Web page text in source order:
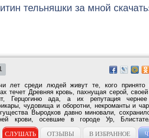
тельняшки за мной
лет среди людей живут те, кого принято
течет Древняя кровь, пахнущая серой,
Герцогиню ада, а их репутация чернее
чудовища и оборотни, некроманты и
Выродков давно миновали,
крови, осевшие в городе Ур,
СЛУШАТЬ ОТЗЫВЫ В ИЗБРАННОЕ